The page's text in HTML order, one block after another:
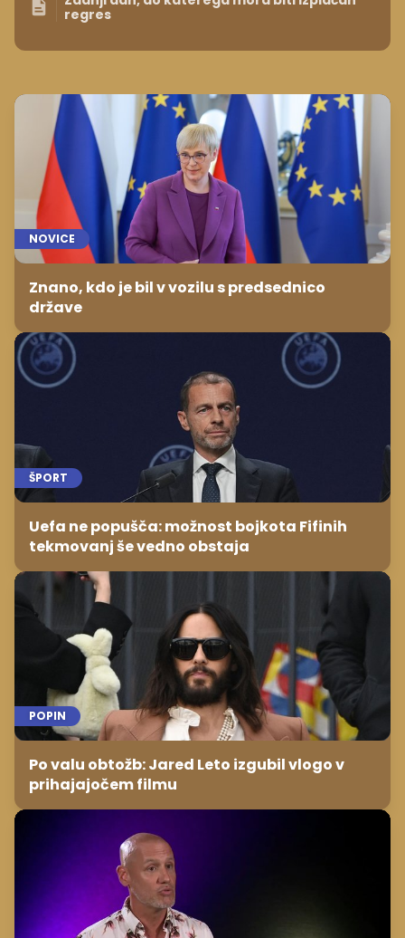
regres
NOVICE
Znano, kdo je bil v vozilu s predsednico
države
ŠPORT
Uefa ne popušča: možnost bojkota Fifinih
tekmovanj še vedno obstaja
POPIN
Po valu obtožb: Jared Leto izgubil vlogo v
prihajajočem filmu